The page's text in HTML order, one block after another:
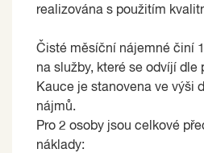
realizována s použitím
Čisté měsíční nájemné činí
na služby, které se odvíjí dle
Kauce je stanovena ve výši
nájmů.
Pro 2 osoby jsou celkové
náklady: